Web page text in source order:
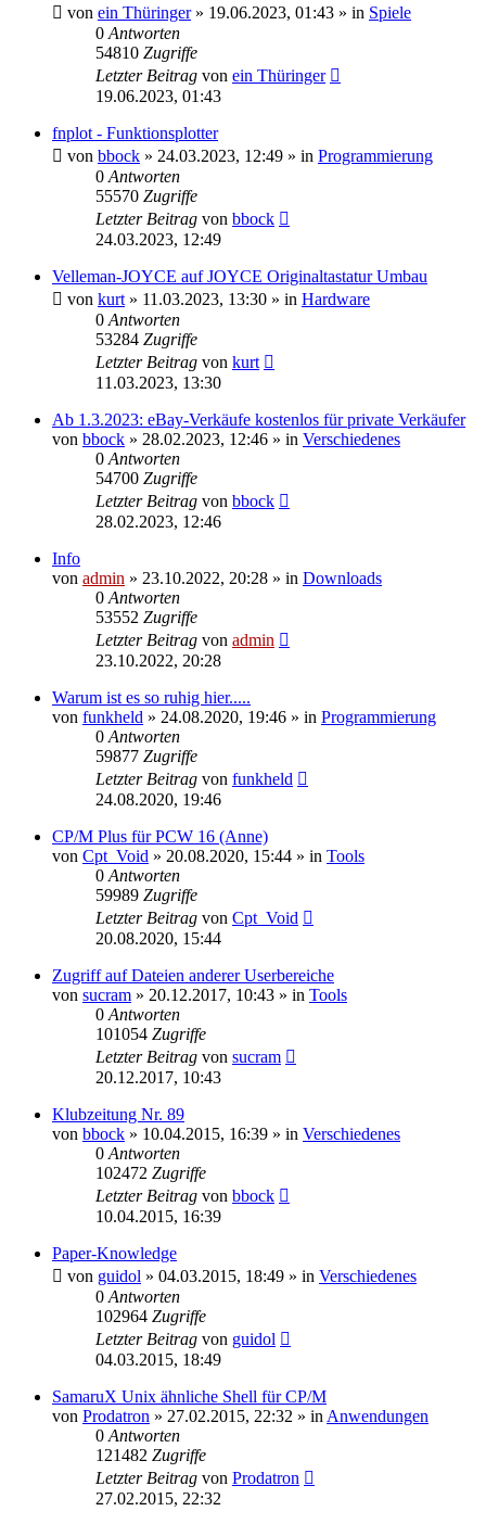
von ein Thüringer» 19.06.2023, 01:43 » in Spiele
0 Antworten
54810 Zugriffe
Letzter Beitrag von ein Thüringer
19.06.2023, 01:43
fnplot - Funktionsplotter
von bbock » 24.03.2023, 12:49 » in Programmierung
0 Antworten
55570 Zugriffe
Letzter Beitrag von bbock
24.03.2023, 12:49
Velleman-JOYCE auf JOYCE Originaltastatur Umbau
von kurt » 11.03.2023, 13:30 » in Hardware
0 Antworten
53284 Zugriffe
Letzter Beitrag von kurt
11.03.2023, 13:30
Ab 1.3.2023: eBay-Verkäufe kostenlos für private Verkäufer
von bbock » 28.02.2023, 12:46 » in Verschiedenes
0 Antworten
54700 Zugriffe
Letzter Beitrag von bbock
28.02.2023, 12:46
Info
von admin » 23.10.2022, 20:28 » in Downloads
0 Antworten
53552 Zugriffe
Letzter Beitrag von admin
23.10.2022, 20:28
Warum ist es so ruhig hier.....
von funkheld » 24.08.2020, 19:46 » in Programmierung
0 Antworten
59877 Zugriffe
Letzter Beitrag von funkheld
24.08.2020, 19:46
CP/M Plus für PCW 16 (Anne)
von Cpt_Void » 20.08.2020, 15:44 » in Tools
0 Antworten
59989 Zugriffe
Letzter Beitrag von Cpt_Void
20.08.2020, 15:44
Zugriff auf Dateien anderer Userbereiche
von sucram » 20.12.2017, 10:43 » in Tools
0 Antworten
101054 Zugriffe
Letzter Beitrag von sucram
20.12.2017, 10:43
Klubzeitung Nr. 89
von bbock » 10.04.2015, 16:39 » in Verschiedenes
0 Antworten
102472 Zugriffe
Letzter Beitrag von bbock
10.04.2015, 16:39
Paper-Knowledge
von guidol » 04.03.2015, 18:49 » in Verschiedenes
0 Antworten
102964 Zugriffe
Letzter Beitrag von guidol
04.03.2015, 18:49
SamaruX Unix ähnliche Shell für CP/M
von Prodatron » 27.02.2015, 22:32 » in Anwendungen
0 Antworten
121482 Zugriffe
Letzter Beitrag von Prodatron
27.02.2015, 22:32